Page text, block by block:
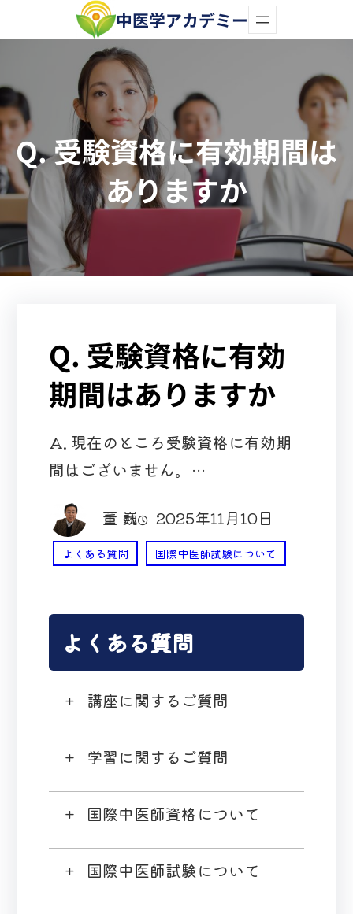
容
ス
キ
ッ
プ
中医学アカデミー
Q. 受験資格に有効期間は
ありますか
Q. 受験資格に有効
期間はありますか
A. 現在のところ受験資格に有効期
間はございません。…
董 巍 2025年11月10日
よくある質問 国際中医師試験について
よくある質問
講座に関するご質問
学習に関するご質問
国際中医師資格について
国際中医師試験について